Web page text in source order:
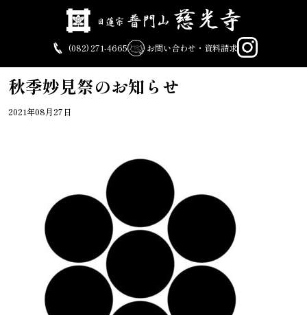
(082) 271-4665
お問い合わせ・資料請求
秋季妙見祭のお知らせ
2021年08月27日